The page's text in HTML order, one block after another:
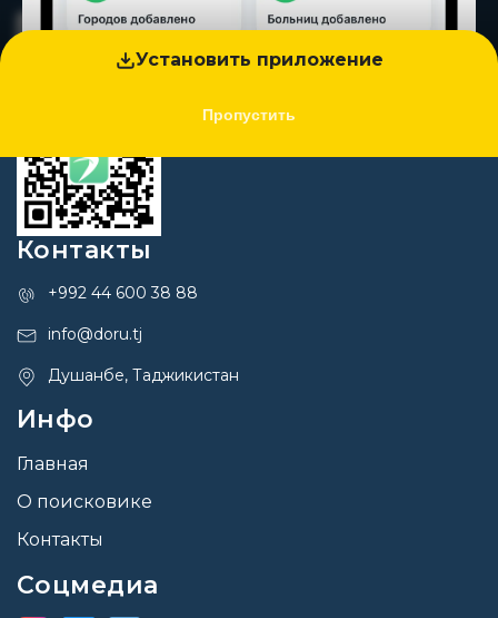
Установить приложение
Пропустить
Контакты
+992 44 600 38 88
info@doru.tj
Душанбе, Таджикистан
Инфо
Главная
О поисковике
Контакты
Соцмедиа